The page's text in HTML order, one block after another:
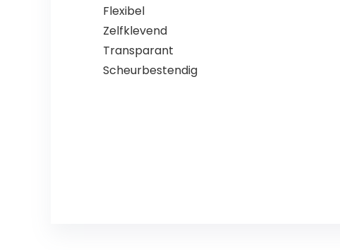
Flexibel
Zelfklevend
Transparant
Scheurbestendig